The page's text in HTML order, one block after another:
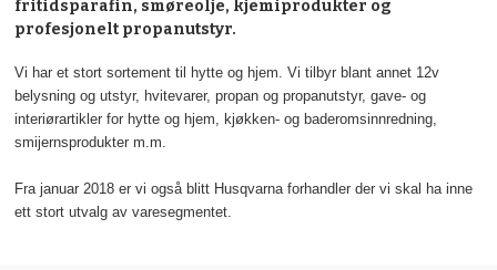
fritidsparafin, smøreolje, kjemiprodukter og
profesjonelt propanutstyr.
Vi har et stort sortement til hytte og hjem. Vi tilbyr blant annet 12v
belysning og utstyr, hvitevarer, propan og propanutstyr, gave- og
interiørartikler for hytte og hjem, kjøkken- og baderomsinnredning,
smijernsprodukter m.m.
Fra januar 2018 er vi også blitt Husqvarna forhandler der vi skal ha inne
ett stort utvalg av varesegmentet.